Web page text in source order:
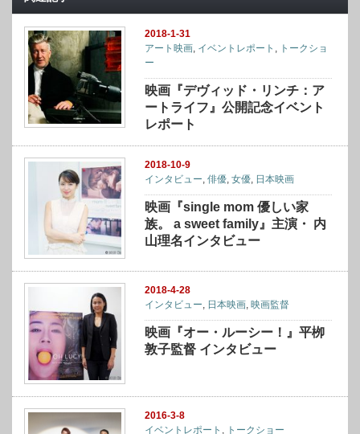
2018-1-31
アート映画 イベントレポート
トークショ
ー
映画『デヴィッド・リンチ：ア
ートライフ』公開記念イベント
レポート
2018-10-9
インタビュー ,俳優 ,女優 日本映画
映画『single mom 優しい家
族。 a sweet family』主演・ 内
山理名インタビュー
2018-4-28
インタビュー, 日本映画,映画監督
映画『オー・ルーシー！』平栁
敦子監督 インタビュー
2016-3-8
イベントレポート , トークショー